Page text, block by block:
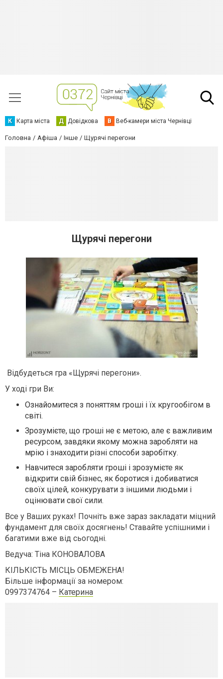
К Карта міста Д Довідкова В Веб-камери міста Чернівці
Головна Афіша Інше Щурячі перегони
Щурячі перегони
Відбудеться гра «Щурячі перегони».
У ході гри Ви:
Ознайомитеся з поняттям гроші і їх кругообігом в
світі.
Зрозумієте, що гроші не є метою, але є важливим
ресурсом, завдяки якому можна заробляти на
мрію і знаходити різні способи заробітку.
Навчитеся заробляти гроші і зрозумієте як
відкрити свій бізнес, як боротися і добиватися
своїх цілей, конкурувати з іншими людьми і
оцінювати свої сили.
Все у Ваших руках! Почніть вже зараз закладати міцний
фундамент для своїх досягнень! Ставайте успішними і
багатими вже від сьогодні.
Ведуча: Тіна КОНОВАЛОВА
КІЛЬКІСТЬ МІСЦЬ ОБМЕЖЕНА!
Більше інформації за номером:
0997374764 – Катерина